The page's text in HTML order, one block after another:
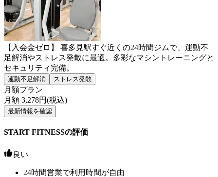
【入会金ゼロ】 喜多見駅すぐ近くの24時間ジムで、運動不
足解消やストレス発散に最適。多彩なマシントレーニングと
セキュリティ完備。
運動不足解消 ストレス発散
月額プラン
月額 3,278円(税込)
最新情報を確認
START FITNESSの評価
良い
24時間営業で利用時間が自由